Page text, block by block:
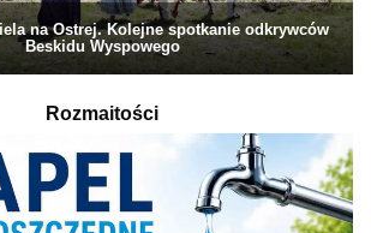
na Ostrej. Kolejne spotkanie odkrywców
Beskidu Wyspowego
Rozmaitości